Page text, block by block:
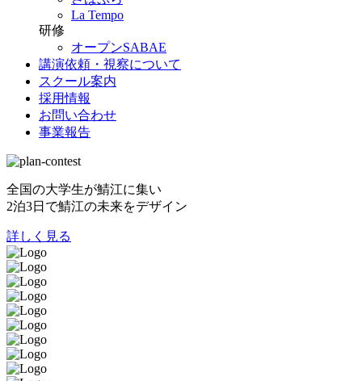
La Tempo
研修
オープンSABAE
講演依頼・視察について
スクール案内
採用情報
お問い合わせ
事業報告
全国の大学生が鯖江に集い
2泊3日で鯖江の未来をデザイン
詳しく見る